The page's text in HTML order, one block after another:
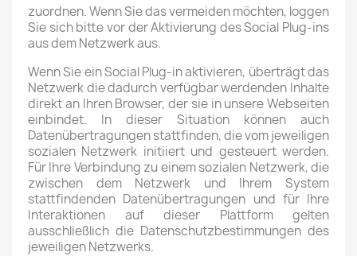
zuordnen. Wenn Sie das vermeiden möchten, loggen
Sie sich bitte vor der Aktivierung des Social Plug-ins
aus dem Netzwerk aus.
Wenn Sie ein Social Plug-in aktivieren, überträgt das
Netzwerk die dadurch verfügbar werdenden Inhalte
direkt an Ihren Browser, der sie in unsere Webseiten
einbindet. In dieser Situation können auch
Datenübertragungen stattfinden, die vom jeweiligen
sozialen Netzwerk initiiert und gesteuert werden.
Für Ihre Verbindung zu einem sozialen Netzwerk, die
zwischen dem Netzwerk und Ihrem System
stattfindenden Datenübertragungen und für Ihre
Interaktionen auf dieser Plattform gelten
ausschließlich die Datenschutzbestimmungen des
jeweiligen Netzwerks.